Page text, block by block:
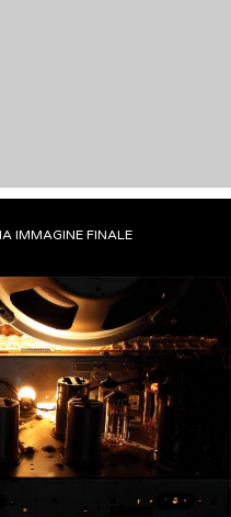
IMMAGINE FINALE